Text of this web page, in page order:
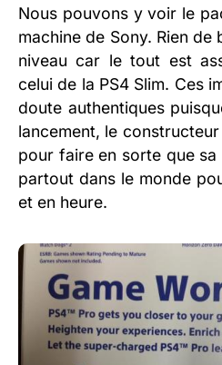
Nous pouvons y voir le
machine de Sony. Rien
niveau car le tout est
celui de la PS4 Slim. Ces
doute authentiques
lancement, le
pour faire en sorte que
partout dans le monde
et en heure.